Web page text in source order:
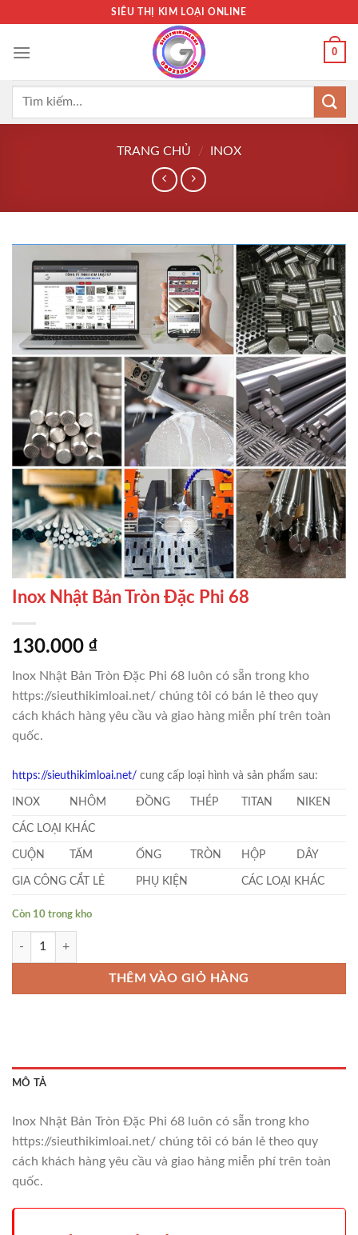
nội
SIÊU THỊ KIM LOẠI ONLINE
0
Tìm
TRANG CHỦ / INOX
Inox Nhật Bản Tròn Đặc Phi 68
130.000 ₫
Inox Nhật Bản Tròn Đặc Phi 68 luôn có sẵn trong kho
https://sieuthikimloai.net/ chúng tôi có bán lẻ theo quy
cách khách hàng yêu cầu và giao hàng miễn phí trên toàn
quốc.
https://sieuthikimloai.net/ cung cấp loại hình và sản phẩm sau:
INOX NHÔM ĐỒNG THÉP TITAN NIKEN
CÁC LOẠI KHÁC
CUỘN TẤM ỐNG TRÒN HỘP DÂY
GIA CÔNG CẮT LẺ PHỤ KIỆN CÁC LOẠI KHÁC
Còn 10 trong kho
Inox Nhật Bản Tròn Đặc Phi 68 số lượng
THÊM VÀO GIỎ HÀNG
MÔ TẢ
Inox Nhật Bản Tròn Đặc Phi 68 luôn có sẵn trong kho
https://sieuthikimloai.net/ chúng tôi có bán lẻ theo quy
cách khách hàng yêu cầu và giao hàng miễn phí trên toàn
quốc.